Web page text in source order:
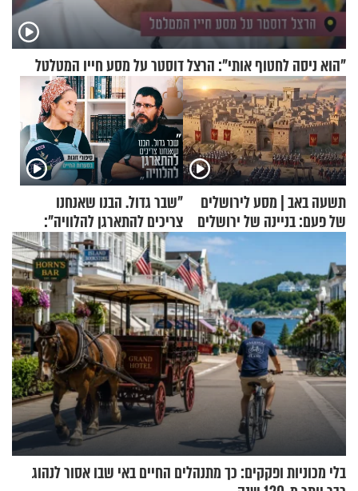
"הוא ניסה לחטוף אותי": הרצל דוסטר על מסע חייו המטלטל
תשעה באב | מסע לירושלים
של פעם: בניינה של ירושלים
"שבר גדול. הבנו שאנחנו
צריכים להתארגן להלוויה":
זוגיות במבחן, הפעם עם מרים
וגד דנינו
בלי מכוניות ופקקים: כך מתנהלים החיים באי שבו אסור לנהוג